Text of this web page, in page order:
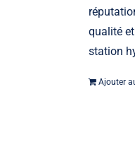
qualité
station
Ajouter